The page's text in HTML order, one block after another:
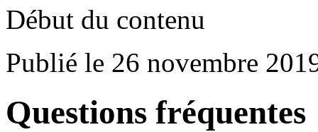
Début du contenu
Publié le 26 novembre
Questions fréquentes